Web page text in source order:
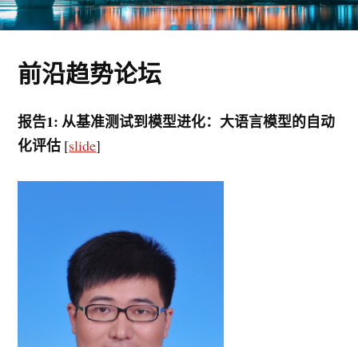
前沿趋势论坛
报告1: 从基准测试到模型进化：大语言模型的自动
化评估 [slide]